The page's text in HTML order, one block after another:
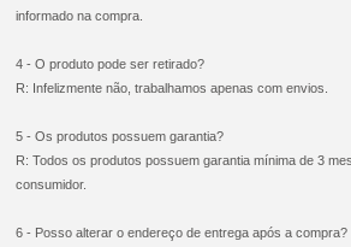
informado na compra.
4 - O produto pode ser retirado?
R: Infelizmente não, trabalhamos apenas com envios.
5 - Os produtos possuem garantia?
R: Todos os produtos possuem garantia mínima de 3
consumidor.
6 - Posso alterar o endereço de entrega após a compra?